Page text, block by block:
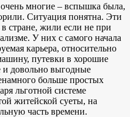
очень многие – вспышка была,
Ситуация понятна. Эти
стране, жили если не при
У них с самого начала
карьера, относительно
путевки в хорошие
довольно выгодные
больше простых
льготной системе
житейской суеты, на
часть времени.